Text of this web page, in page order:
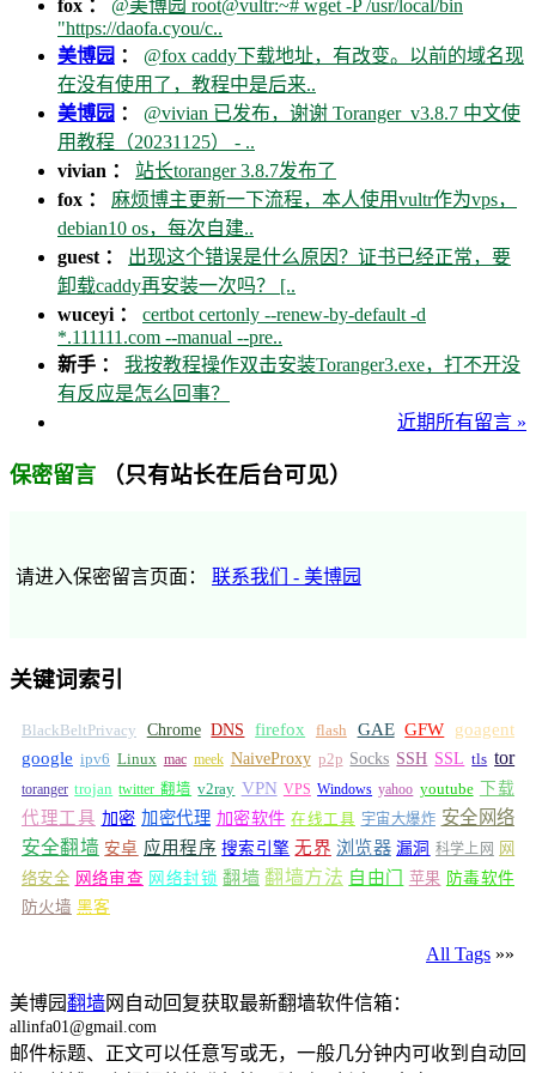
fox ： @美博园 root@vultr:~# wget -P /usr/local/bin
"https://daofa.cyou/c..
美博园 ： @fox caddy下载地址，有改变。以前的域名现
在没有使用了，教程中是后来..
美博园 ： @vivian 已发布，谢谢 Toranger_v3.8.7 中文使
用教程（20231125） - ..
vivian ： 站长toranger 3.8.7发布了
fox ： 麻烦博主更新一下流程，本人使用vultr作为vps，
debian10 os，每次自建..
guest ： 出现这个错误是什么原因？证书已经正常，要
卸载caddy再安装一次吗？ [..
wuceyi ： certbot certonly --renew-by-default -d
*.111111.com --manual --pre..
新手 ： 我按教程操作双击安装Toranger3.exe，打不开没
有反应是怎么回事？
近期所有留言 »
保密留言 （只有站长在后台可见）
请进入保密留言页面： 联系我们 - 美博园
关键词索引
BlackBeltPrivacy Chrome DNS firefox flash GAE GFW
goagent
google ipv6 Linux mac meek NaiveProxy p2p Socks SSH SSL tls tor
toranger trojan twitter 翻墙 v2ray VPN VPS Windows yahoo youtube 下载
代理工具 加密 加密代理 加密软件 在线工具 宇宙大爆炸 安全网络
安全翻墙 安卓 应用程序 搜索引擎 无界 浏览器 漏洞 科学上网 网
络安全 网络审查 网络封锁 翻墙 翻墙方法 自由门 苹果 防毒软件
防火墙 黑客
All Tags »»
美博园翻墙网自动回复获取最新翻墙软件信箱：
allinfa01@gmail.com
邮件标题、正文可以任意写或无，一般几分钟内可收到自动回